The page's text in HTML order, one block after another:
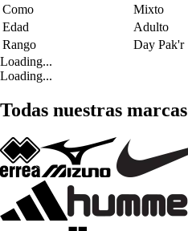
Como
Mixto
Edad
Adulto
Rango
Day Pak'r
Loading...
Loading...
Todas nuestras marcas